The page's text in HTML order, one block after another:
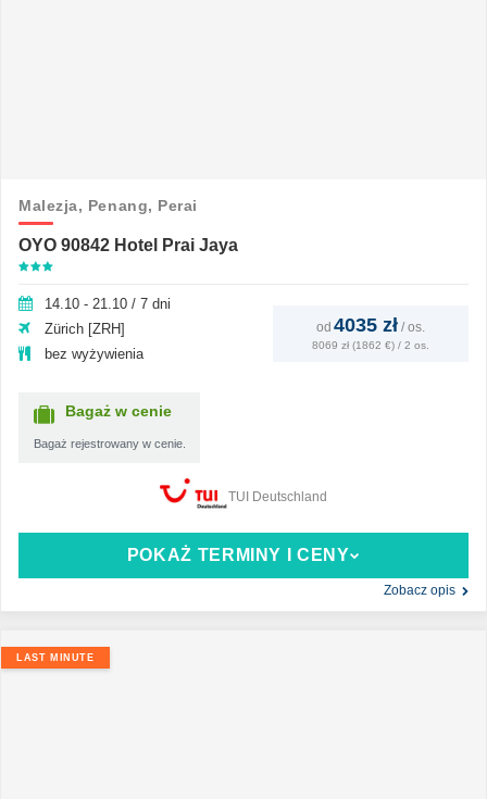
Malezja, Penang, Perai
OYO 90842 Hotel Prai Jaya
14.10 - 21.10 / 7 dni
Zürich [ZRH]
bez wyżywienia
Bagaż w cenie
Bagaż rejestrowany w cenie.
od 4035 zł / os.
8069 zł (1862 €) / 2 os.
POKAŻ TERMINY I CENY
Zobacz opis
TUI Deutschland
LAST MINUTE